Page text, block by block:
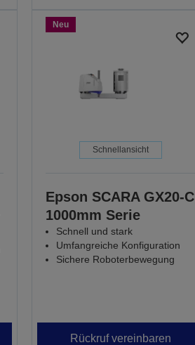
Neu
Schnellansicht
Epson SCARA GX20-C
1000mm Serie
Schnell und stark
Umfangreiche Konfiguration
Sichere Roboterbewegung
Rückruf vereinbaren